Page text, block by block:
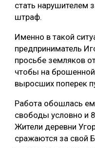
стать нарушителем
штраф.
Именно в такой
предприниматель
просьбе земляков
чтобы на брошенной
выросших поперек
Работа обошлась
свободы условно и
Жители деревни
сражаются за свой